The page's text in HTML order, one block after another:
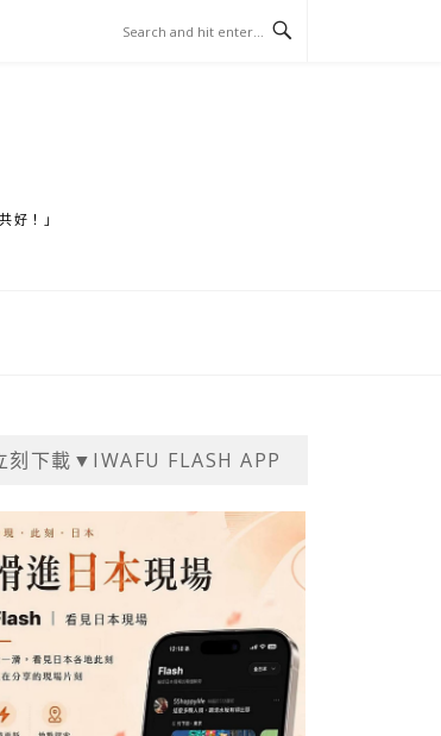
好！」
刻下載▼IWAFU FLASH APP